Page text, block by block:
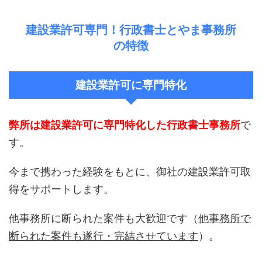
建設業許可専門！行政書士とやま事務所
の特徴
建設業許可に専門特化
弊所は建設業許可に専門特化した行政書士事務所で
す。
今まで携わった経験をもとに、御社の建設業許可取
得をサポートします。
他事務所に断られた案件も大歓迎です（他事務所で
断られた案件も遂行・完結させています）。